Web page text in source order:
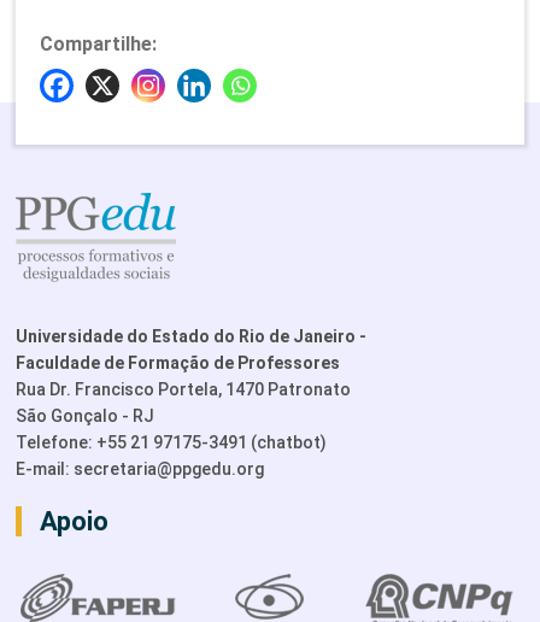
Compartilhe:
Universidade do Estado do Rio de Janeiro -
Faculdade de Formação de Professores
Rua Dr. Francisco Portela, 1470 Patronato
São Gonçalo - RJ
Telefone: +55 21 97175-3491 (chatbot)
E-mail: secretaria@ppgedu.org
Apoio